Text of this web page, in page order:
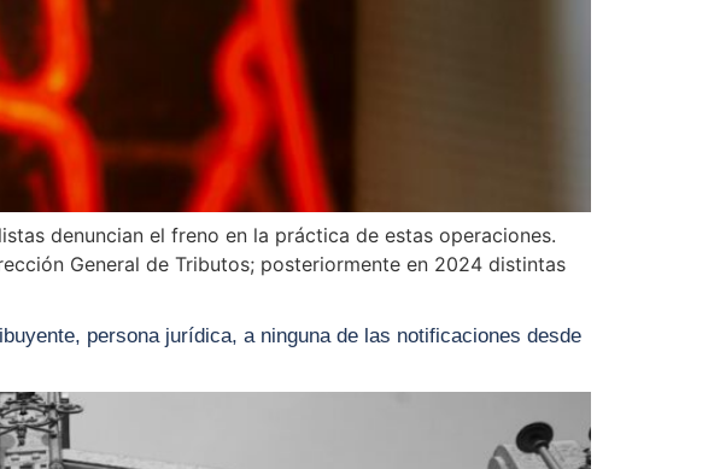
denuncian el freno en la práctica de estas operaciones.
General de Tributos; posteriormente en 2024 distintas
persona jurídica, a ninguna de las notificaciones desde